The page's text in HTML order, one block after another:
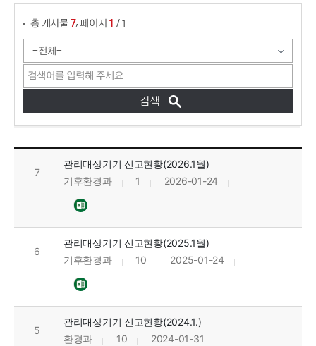
총 게시물 7, 페이지 1 / 1
관리대상기기 신고현황 목록으로 번호, 제목, 작성자, 조회수, 등록일, 첨부파일로 정보를 제공하고 있습니다.
7
관리대상기기 신고현황(2026.1월)
기후환경과
1 2026-01-24
6
관리대상기기 신고현황(2025.1월)
기후환경과
10 2025-01-24
5
관리대상기기 신고현황(2024.1.)
환경과
10 2024-01-31